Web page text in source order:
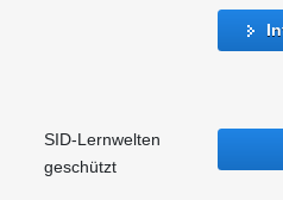
SID-Lernwelten
geschützt